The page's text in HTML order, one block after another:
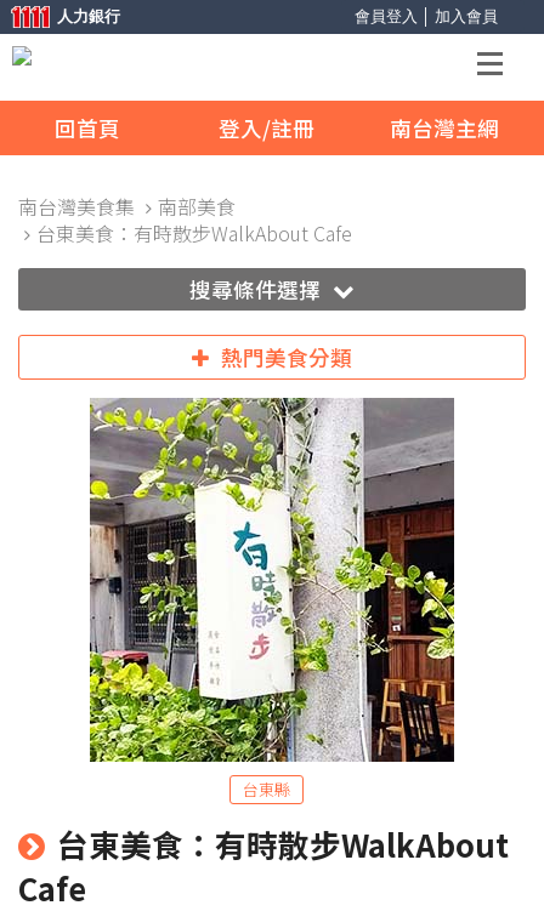
會員登入 加入會員
人力銀行
Line@
回首頁 登入/註冊 南台灣主網
南台灣美食集
南部美食
台東美食：有時散步WalkAbout Cafe
搜尋條件選擇
熱門美食分類
台東縣
台東美食：有時散步WalkAbout
Cafe